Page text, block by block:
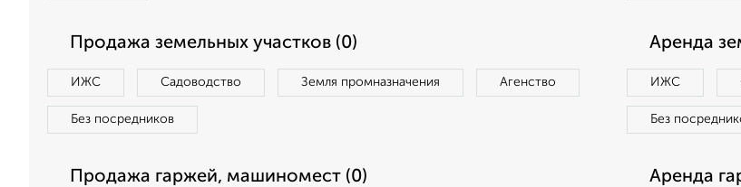
Продажа земельных участков (0)
ИЖС Садоводство Земля промназначения Агенство
Без посредников
Аренда
ИЖС
Без
Продажа гаржей, машиномест (0) Аренда